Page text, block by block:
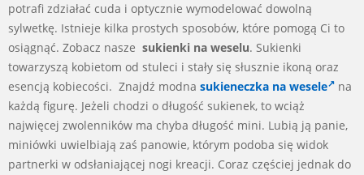
potrafi zdziałać cuda i optycznie wymodelować dowolną
sylwetkę. Istnieje kilka prostych sposobów, które pomogą Ci to
osiągnąć. Zobacz nasze sukienki na weselu. Sukienki
towarzyszą kobietom od stuleci i stały się słusznie ikoną oraz
esencją kobiecości. Znajdź modna sukieneczka na wesele
na
każdą figurę. Jeżeli chodzi o długość sukienek, to wciąż
najwięcej zwolenników ma chyba długość mini. Lubią ją panie,
miniówki uwielbiają zaś panowie, którym podoba się widok
partnerki w odsłaniającej nogi kreacji. Coraz częściej jednak do